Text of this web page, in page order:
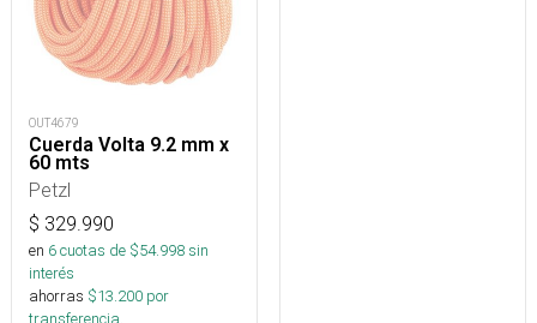
OUT4679
Cuerda Volta 9.2 mm x
60 mts
Petzl
$ 329.990
en 6cuotas de $54.998sin
interés
ahorras $13.200 por
transferencia.